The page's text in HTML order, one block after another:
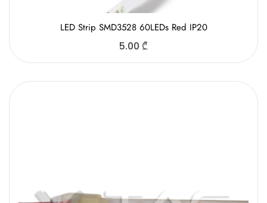
LED Strip SMD3528 60LEDs Red IP20
5.00 ₾